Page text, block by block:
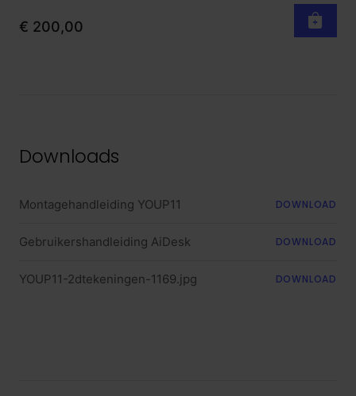
€ 200,00
Downloads
Montagehandleiding YOUP11 DOWNLOAD
Gebruikershandleiding AiDesk DOWNLOAD
YOUP11-2dtekeningen-1169.jpg DOWNLOAD